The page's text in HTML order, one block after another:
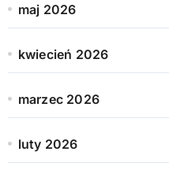
maj 2026
kwiecień 2026
marzec 2026
luty 2026